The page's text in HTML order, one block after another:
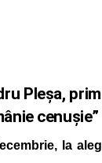
Pleșa,
cenușie”
la